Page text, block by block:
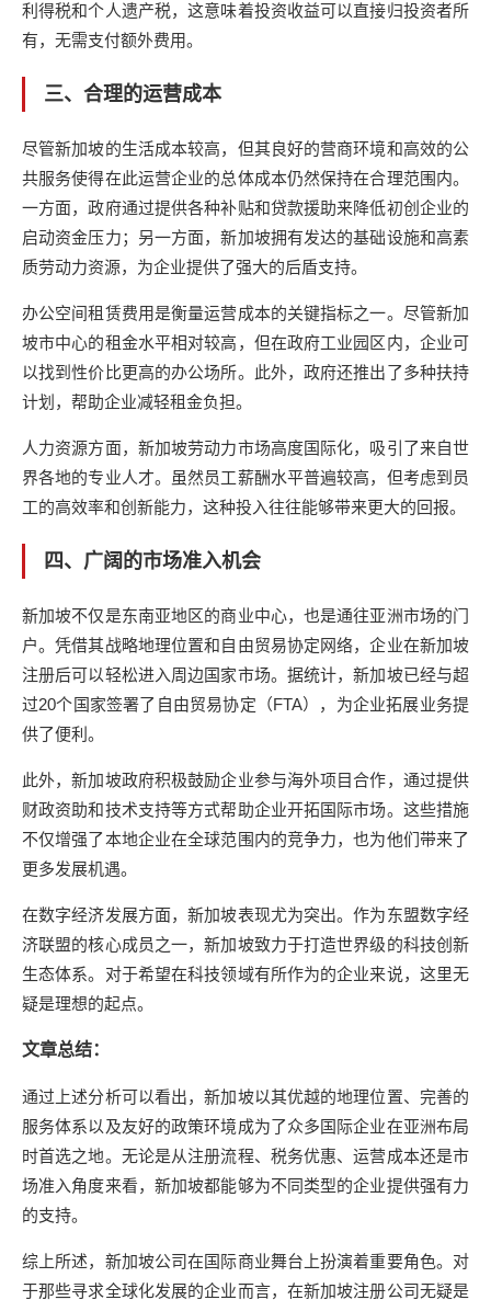
利得税和个人遗产税，这意味着投资收益可以直接归投资者所
有，无需支付额外费用。
三、合理的运营成本
尽管新加坡的生活成本较高，但其良好的营商环境和高效的公
共服务使得在此运营企业的总体成本仍然保持在合理范围内。
一方面，政府通过提供各种补贴和贷款援助来降低初创企业的
启动资金压力；另一方面，新加坡拥有发达的基础设施和高素
质劳动力资源，为企业提供了强大的后盾支持。
办公空间租赁费用是衡量运营成本的关键指标之一。尽管新加
坡市中心的租金水平相对较高，但在政府工业园区内，企业可
以找到性价比更高的办公场所。此外，政府还推出了多种扶持
计划，帮助企业减轻租金负担。
人力资源方面，新加坡劳动力市场高度国际化，吸引了来自世
界各地的专业人才。虽然员工薪酬水平普遍较高，但考虑到员
工的高效率和创新能力，这种投入往往能够带来更大的回报。
四、广阔的市场准入机会
新加坡不仅是东南亚地区的商业中心，也是通往亚洲市场的门
户。凭借其战略地理位置和自由贸易协定网络，企业在新加坡
注册后可以轻松进入周边国家市场。据统计，新加坡已经与超
过20个国家签署了自由贸易协定（FTA），为企业拓展业务提
供了便利。
此外，新加坡政府积极鼓励企业参与海外项目合作，通过提供
财政资助和技术支持等方式帮助企业开拓国际市场。这些措施
不仅增强了本地企业在全球范围内的竞争力，也为他们带来了
更多发展机遇。
在数字经济发展方面，新加坡表现尤为突出。作为东盟数字经
济联盟的核心成员之一，新加坡致力于打造世界级的科技创新
生态体系。对于希望在科技领域有所作为的企业来说，这里无
疑是理想的起点。
文章总结：
通过上述分析可以看出，新加坡以其优越的地理位置、完善的
服务体系以及友好的政策环境成为了众多国际企业在亚洲布局
时首选之地。无论是从注册流程、税务优惠、运营成本还是市
场准入角度来看，新加坡都能够为不同类型的企业提供强有力
的支持。
综上所述，新加坡公司在国际商业舞台上扮演着重要角色。对
于那些寻求全球化发展的企业而言，在新加坡注册公司无疑是